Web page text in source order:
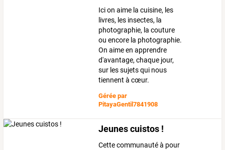
Ici on aime la cuisine, les
livres, les insectes, la
photographie, la couture
ou encore la photographie.
On aime en apprendre
d'avantage, chaque jour,
sur les sujets qui nous
tiennent à cœur.
Gérée par
PitayaGentil7841908
Jeunes cuistos !
Cette communauté à pour